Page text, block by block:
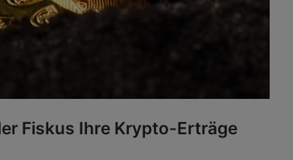
Fiskus Ihre Krypto-Erträge